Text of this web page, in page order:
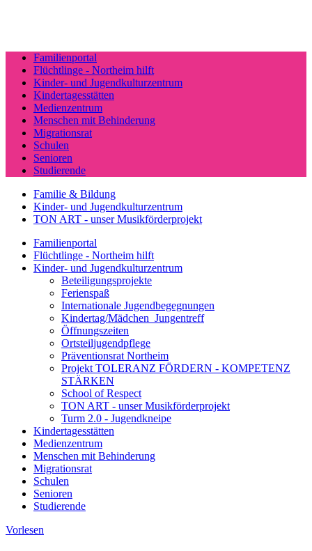
Familienportal
Flüchtlinge - Northeim hilft
Kinder- und Jugendkulturzentrum
Kindertagesstätten
Medienzentrum
Menschen mit Behinderung
Migrationsrat
Schulen
Senioren
Studierende
Familie & Bildung
Kinder- und Jugendkulturzentrum
TON ART - unser Musikförderprojekt
Familienportal
Flüchtlinge - Northeim hilft
Kinder- und Jugendkulturzentrum
Beteiligungsprojekte
Ferienspaß
Internationale Jugendbegegnungen
Kindertag/Mädchen_Jungentreff
Öffnungszeiten
Ortsteiljugendpflege
Präventionsrat Northeim
Projekt TOLERANZ FÖRDERN - KOMPETENZ
STÄRKEN
School of Respect
TON ART - unser Musikförderprojekt
Turm 2.0 - Jugendkneipe
Kindertagesstätten
Medienzentrum
Menschen mit Behinderung
Migrationsrat
Schulen
Senioren
Studierende
Vorlesen